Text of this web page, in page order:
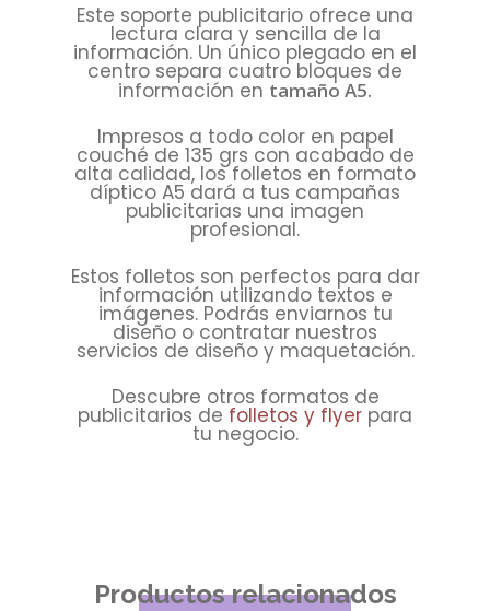
Este soporte publicitario ofrece una
lectura clara y sencilla de la
información. Un único plegado en el
centro separa cuatro bloques de
información en tamaño A5.
Impresos a todo color en papel
couché de 135 grs con acabado de
alta calidad, los folletos en formato
díptico A5 dará a tus campañas
publicitarias una imagen
profesional.
Estos folletos son perfectos para dar
información utilizando textos e
imágenes. Podrás enviarnos tu
diseño o contratar nuestros
servicios de diseño y maquetación.
Descubre otros formatos de
publicitarios de folletos y flyer para
tu negocio.
Productos relacionados